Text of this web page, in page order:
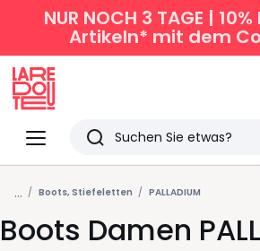
NUR NOCH 3 TAGE |
Artikeln* mit dem
Menü
Redoute
Suchen
Zuletzt
angesehen
Artikel
... Boots, Stiefeletten PALLADIUM
Boots Damen